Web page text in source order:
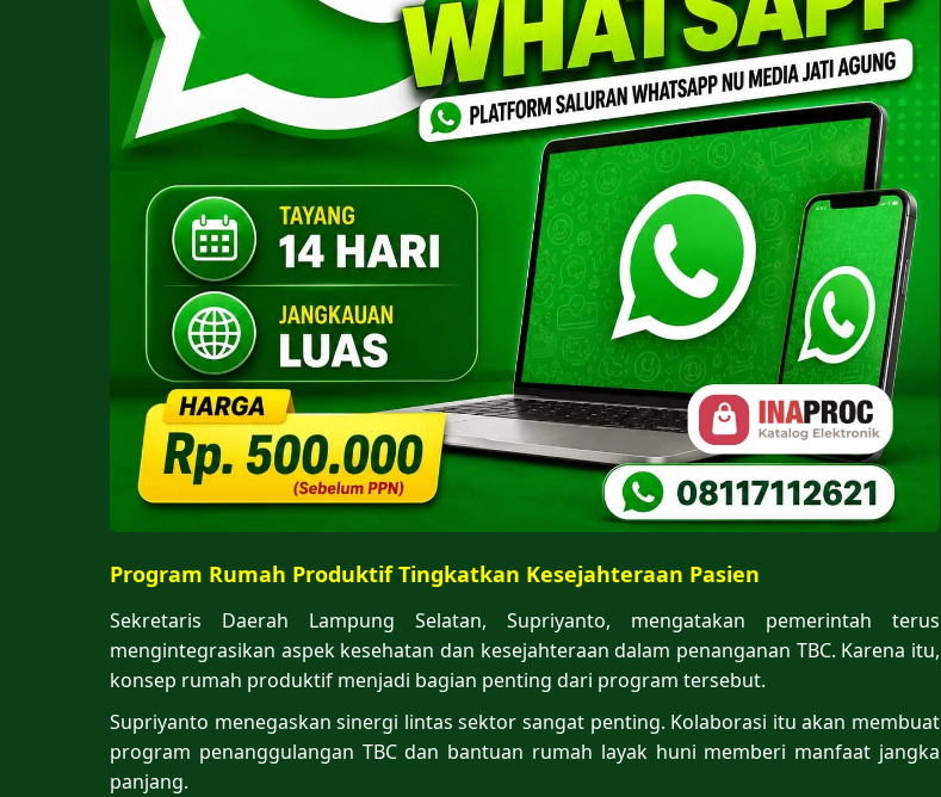
Program Rumah Produktif Tingkatkan Kesejahteraan Pasien
Sekretaris Daerah Lampung Selatan, Supriyanto, mengatakan pemerintah terus
mengintegrasikan aspek kesehatan dan kesejahteraan dalam penanganan TBC. Karena itu,
konsep rumah produktif menjadi bagian penting dari program tersebut.
Supriyanto menegaskan sinergi lintas sektor sangat penting. Kolaborasi itu akan membuat
program penanggulangan TBC dan bantuan rumah layak huni memberi manfaat jangka
panjang.